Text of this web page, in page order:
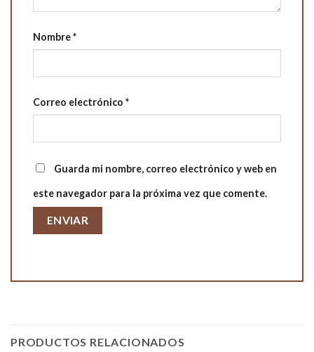
Nombre*
Correo electrónico *
Guarda mi nombre, correo electrónico y web en
este navegador para la próxima vez que comente.
PRODUCTOS RELACIONADOS